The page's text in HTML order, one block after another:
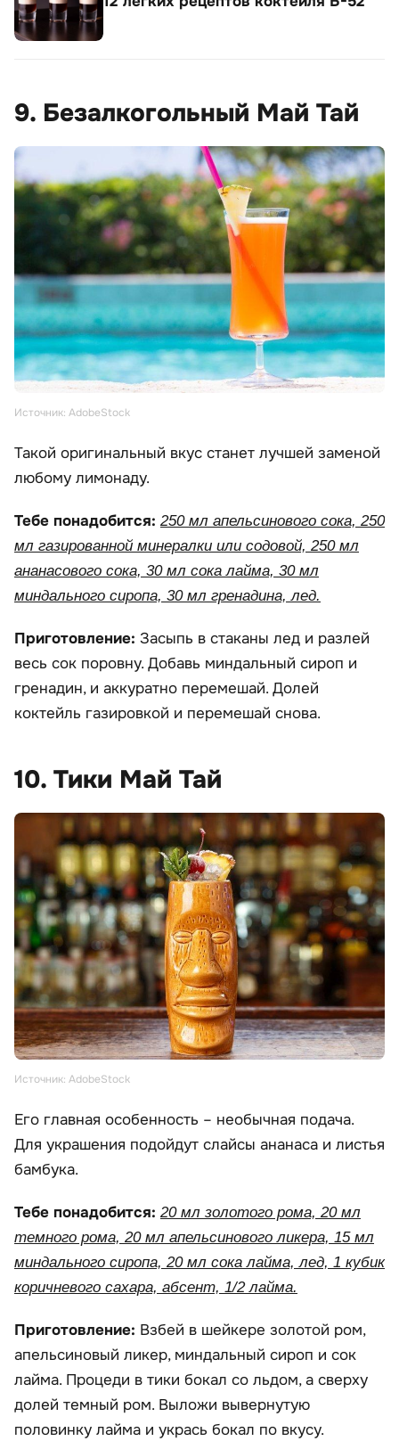
9. Безалкогольный Май Тай
Источник: AdobeStock
Такой оригинальный вкус станет лучшей заменой
любому лимонаду.
Тебе понадобится: 250 мл апельсинового сока, 250
мл газированной минералки или содовой, 250 мл
ананасового сока, 30 мл сока лайма, 30 мл
миндального сиропа, 30 мл гренадина, лед.
Приготовление: Засыпь в стаканы лед и разлей
весь сок поровну. Добавь миндальный сироп и
гренадин, и аккуратно перемешай. Долей
коктейль газировкой и перемешай снова.
10. Тики Май Тай
Источник: AdobeStock
Его главная особенность – необычная подача.
Для украшения подойдут слайсы ананаса и листья
бамбука.
Тебе понадобится: 20 мл золотого рома, 20 мл
темного рома, 20 мл апельсинового ликера, 15 мл
миндального сиропа, 20 мл сока лайма, лед, 1 кубик
коричневого сахара, абсент, 1/2 лайма.
Приготовление: Взбей в шейкере золотой ром,
апельсиновый ликер, миндальный сироп и сок
лайма. Процеди в тики бокал со льдом, а сверху
долей темный ром. Выложи вывернутую
половинку лайма и укрась бокал по вкусу.